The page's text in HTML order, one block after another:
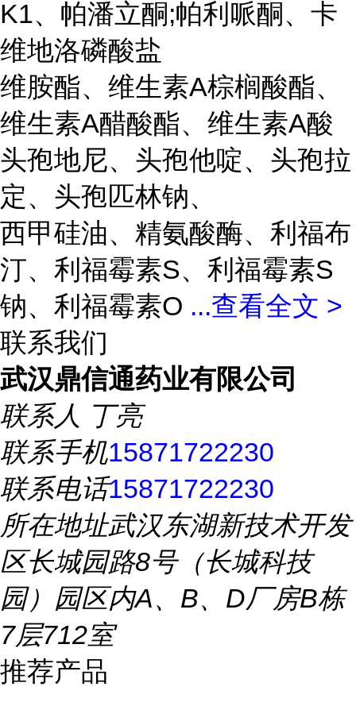
K1、帕潘立酮;帕利哌酮、卡
维地洛磷酸盐
维胺酯、维生素A棕榈酸酯、
维生素A醋酸酯、维生素A酸
头孢地尼、头孢他啶、头孢拉
定、头孢匹林钠、
西甲硅油、精氨酸酶、利福布
汀、利福霉素S、利福霉素S
钠、利福霉素O ...查看全文 >
联系我们
武汉鼎信通药业有限公司
联系人 丁亮
联系手机15871722230
联系电话15871722230
所在地址武汉东湖新技术开发
区长城园路8号（长城科技
园）园区内A、B、D厂房B栋
7层712室
推荐产品